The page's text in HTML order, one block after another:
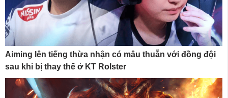
Aiming lên tiếng thừa nhận có mâu thuẫn với đồng đội
sau khi bị thay thế ở KT Rolster